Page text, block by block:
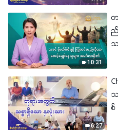
10:31
တ
ည္
သ
6:27
သ
စ္